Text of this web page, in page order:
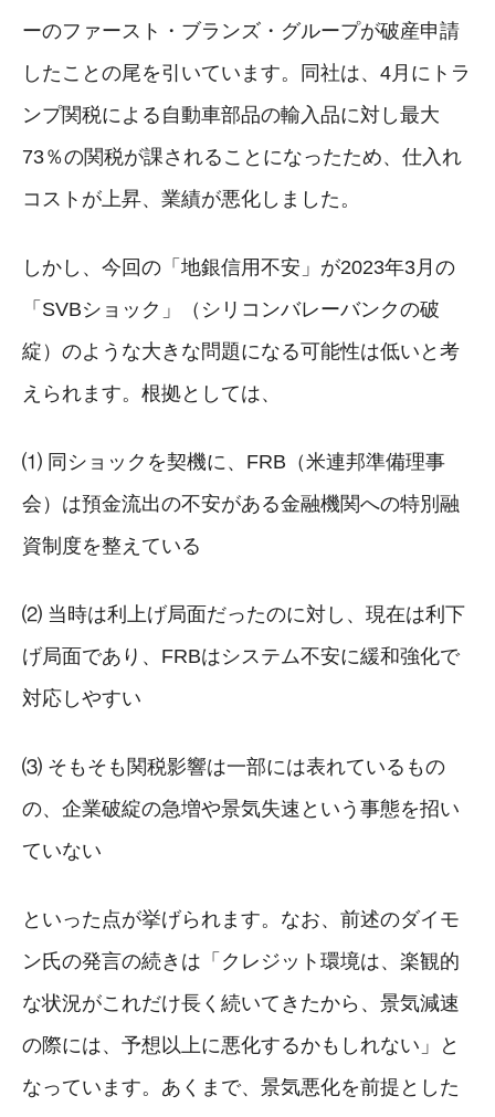
ーのファースト・ブランズ・グループが破産申請
したことの尾を引いています。同社は、4月にトラ
ンプ関税による自動車部品の輸入品に対し最大
73％の関税が課されることになったため、仕入れ
コストが上昇、業績が悪化しました。
しかし、今回の「地銀信用不安」が2023年3月の
「SVBショック」（シリコンバレーバンクの破
綻）のような大きな問題になる可能性は低いと考
えられます。根拠としては、
⑴ 同ショックを契機に、FRB（米連邦準備理事
会）は預金流出の不安がある金融機関への特別融
資制度を整えている
⑵ 当時は利上げ局面だったのに対し、現在は利下
げ局面であり、FRBはシステム不安に緩和強化で
対応しやすい
⑶ そもそも関税影響は一部には表れているもの
の、企業破綻の急増や景気失速という事態を招い
ていない
といった点が挙げられます。なお、前述のダイモ
ン氏の発言の続きは「クレジット環境は、楽観的
な状況がこれだけ長く続いてきたから、景気減速
の際には、予想以上に悪化するかもしれない」と
なっています。あくまで、景気悪化を前提とした